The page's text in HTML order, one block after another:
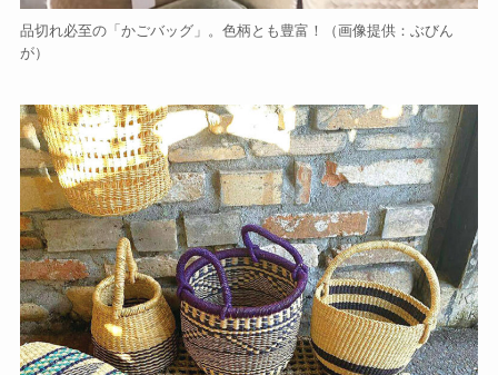
品切れ必至の「かごバッグ」。色柄とも豊富！（画像提供：ぶびん
が）